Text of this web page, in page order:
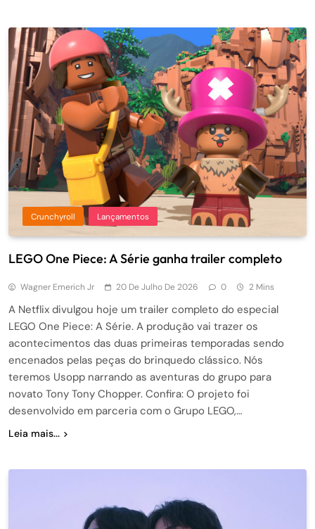
Crunchyroll Lançamentos
LEGO One Piece: A Série ganha trailer completo
Wagner Emerich Jr 20 De Julho De 2026 0 2 Mins
A Netflix divulgou hoje um trailer completo do especial
LEGO One Piece: A Série. A produção vai trazer os
acontecimentos das duas primeiras temporadas sendo
encenados pelas peças do brinquedo clássico. Nós
teremos Usopp narrando as aventuras do grupo para
novato Tony Tony Chopper. Confira: O projeto foi
desenvolvido em parceria com o Grupo LEGO,…
Leia mais...